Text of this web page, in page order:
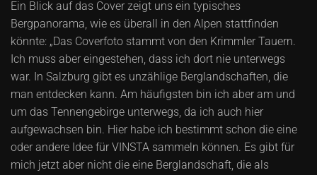
Ein Blick auf das Cover zeigt uns ein typisches
Bergpanorama, wie es überall in den Alpen stattfinden
könnte: „Das Coverfoto stammt von den Krimmler Tauern.
Ich muss aber eingestehen, dass ich dort nie unterwegs
war. In Salzburg gibt es unzählige Berglandschaften, die
man entdecken kann. Am häufigsten bin ich aber am und
um das Tennengebirge unterwegs, da ich auch hier
aufgewachsen bin. Hier habe ich bestimmt schon die eine
oder andere Idee für VINSTA sammeln können. Es gibt für
mich jetzt aber nicht die eine Berglandschaft, die als